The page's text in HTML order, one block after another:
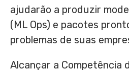
ajudarão a produzir
(ML Ops) e pacotes
problemas de suas
Alcançar a Competência